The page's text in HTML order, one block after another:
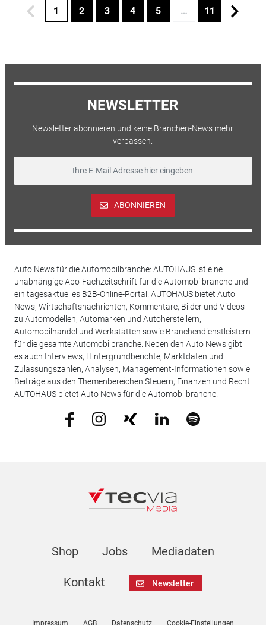
1 2 3 4 5 … 11
NEWSLETTER
Newsletter abonnieren und keine Branchen-News mehr
verpassen.
ABONNIEREN
Auto News für die Automobilbranche: AUTOHAUS ist eine
unabhängige Abo-Fachzeitschrift für die Automobilbranche und
ein tagesaktuelles B2B-Online-Portal. AUTOHAUS bietet Auto
News, Wirtschaftsnachrichten, Kommentare, Bilder und Videos
zu Automodellen, Automarken und Autoherstellern,
Automobilhandel und Werkstätten sowie Branchendienstleistern
für die gesamte Automobilbranche. Neben den Auto News gibt
es auch Interviews, Hintergrundberichte, Marktdaten und
Zulassungszahlen, Analysen, Management-Informationen sowie
Beiträge aus den Themenbereichen Steuern, Finanzen und Recht.
AUTOHAUS bietet Auto News für die Automobilbranche.
Shop Jobs Mediadaten
Kontakt Newsletter
Impressum AGB Datenschutz Cookie-Einstellungen